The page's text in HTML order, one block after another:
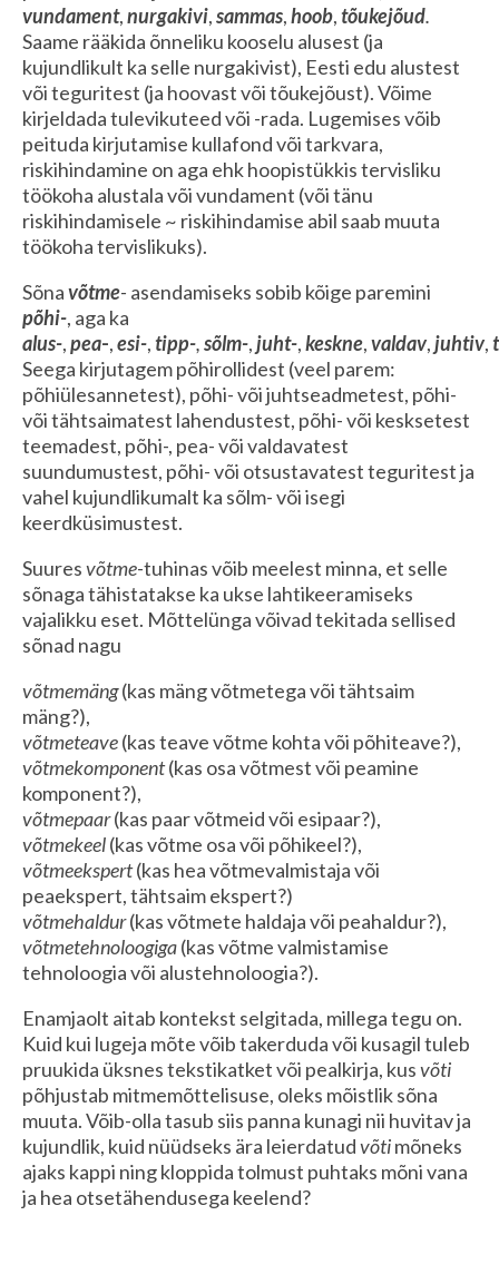
vundament,nurgakivi,sammas,hoob,tõukejõud.
Saame rääkida õnneliku kooselu alusest (ja
kujundlikult ka selle nurgakivist), Eesti edu alustest
või teguritest (ja hoovast või tõukejõust). Võime
kirjeldada tulevikuteed või -rada. Lugemises võib
peituda kirjutamise kullafond või tarkvara,
riskihindamine on aga ehk hoopistükkis tervisliku
töökoha alustala või vundament (või tänu
riskihindamisele ~ riskihindamise abil saab muuta
töökoha tervislikuks).
Sõnavõtme- asendamiseks sobib kõige paremini
põhi-, aga ka
alus-,pea-,esi-,tipp-,sõlm-,juht-,keskne,valdav,juhtiv,
Seega kirjutagem põhirollidest (veel parem:
põhiülesannetest), põhi- või juhtseadmetest, põhi-
või tähtsaimatest lahendustest, põhi- või kesksetest
teemadest, põhi-, pea- või valdavatest
suundumustest, põhi- või otsustavatest teguritest ja
vahel kujundlikumalt ka sõlm- või isegi
keerdküsimustest.
Suuresvõtme-tuhinas võib meelest minna, et selle
sõnaga tähistatakse ka ukse lahtikeeramiseks
vajalikku eset. Mõttelünga võivad tekitada sellised
sõnad nagu
võtmemäng(kas mäng võtmetega või tähtsaim
mäng?),
võtmeteave(kas teave võtme kohta või põhiteave?),
võtmekomponent(kas osa võtmest või peamine
komponent?),
võtmepaar(kas paar võtmeid või esipaar?),
võtmekeel(kas võtme osa või põhikeel?),
võtmeekspert(kas hea võtmevalmistaja või
peaekspert, tähtsaim ekspert?)
võtmehaldur(kas võtmete haldaja või peahaldur?),
võtmetehnoloogiga(kas võtme valmistamise
tehnoloogia või alustehnoloogia?).
Enamjaolt aitab kontekst selgitada, millega tegu on.
Kuid kui lugeja mõte võib takerduda või kusagil tuleb
pruukida üksnes tekstikatket või pealkirja, kusvõti
põhjustab mitmemõttelisuse, oleks mõistlik sõna
muuta. Võib-olla tasub siis panna kunagi nii huvitav ja
kujundlik, kuid nüüdseks ära leierdatudvõtimõneks
ajaks kappi ning kloppida tolmust puhtaks mõni vana
ja hea otsetähendusega keelend?